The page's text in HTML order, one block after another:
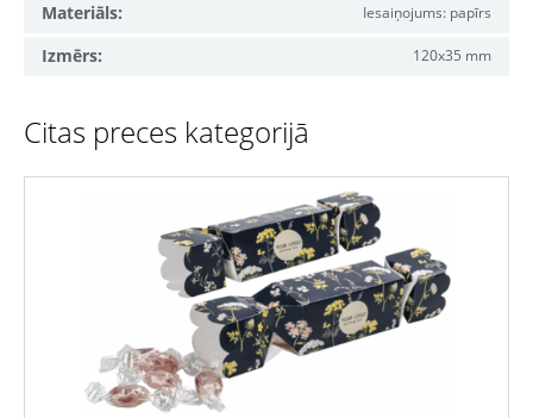
Materiāls: Iesaiņojums: papīrs
Izmērs: 120x35 mm
Citas preces kategorijā